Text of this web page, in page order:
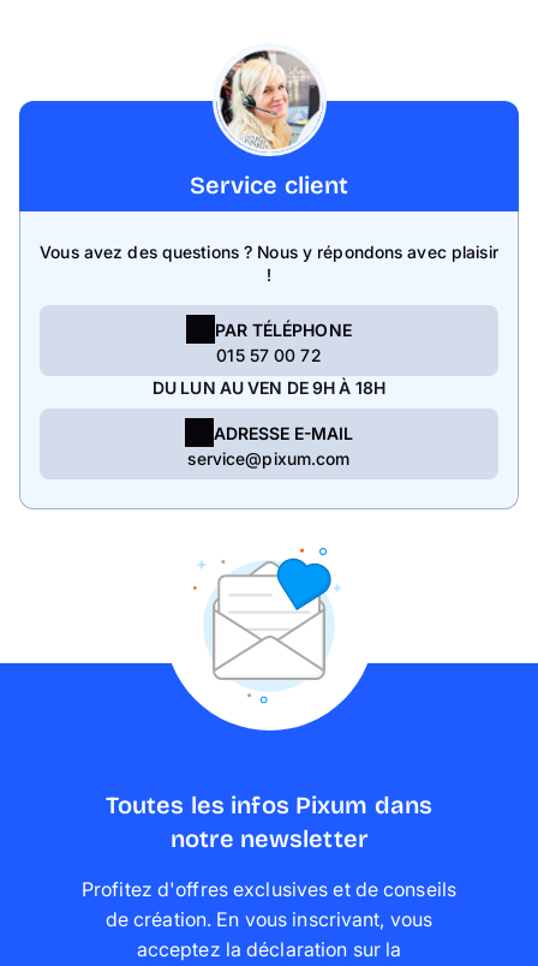
Service client
Vous avez des questions ? Nous y répondons avec plaisir
!
PAR TÉLÉPHONE
015 57 00 72
DU LUN AU VEN DE 9H À 18H
ADRESSE E-MAIL
service@pixum.com
Toutes les infos Pixum dans
notre newsletter
Profitez d'offres exclusives et de conseils
de création. En vous inscrivant, vous
acceptez la déclaration sur la